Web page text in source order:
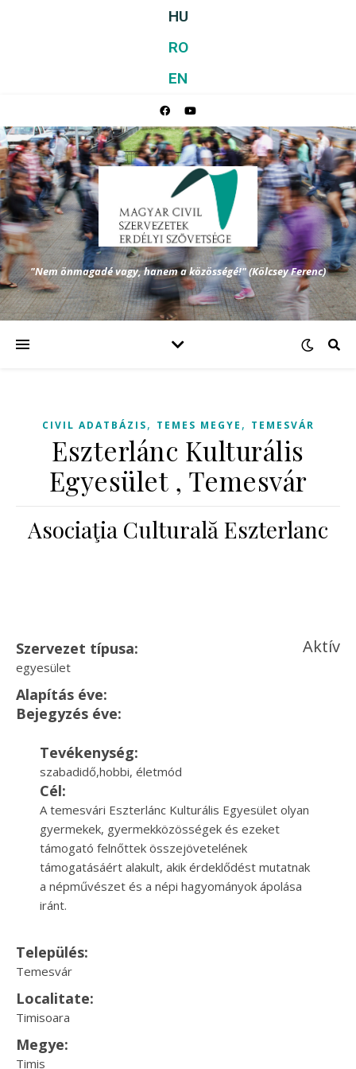
HU
RO
EN
"Nem önmagadé vagy, hanem a közösségé!" (Kölcsey Ferenc)
CIVIL ADATBÁZIS, TEMES MEGYE , TEMESVÁR
Eszterlánc Kulturális
Egyesület , Temesvár
Asociaţia Culturală Eszterlanc
Szervezet típusa:
egyesület
Aktív
Alapítás éve:
Bejegyzés éve:
Tevékenység:
szabadidő,hobbi, életmód
Cél:
A temesvári Eszterlánc Kulturális Egyesület olyan
gyermekek, gyermekközösségek és ezeket
támogató felnőttek összejövetelének
támogatásáért alakult, akik érdeklődést mutatnak
a népművészet és a népi hagyományok ápolása
iránt.
Település:
Temesvár
Localitate:
Timisoara
Megye:
Timis